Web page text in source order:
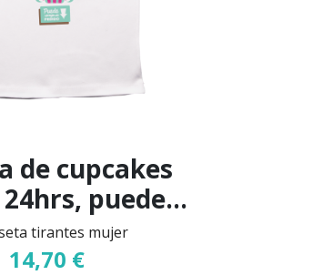
de cupcakes
puede...
tirantes mujer
14,70 €